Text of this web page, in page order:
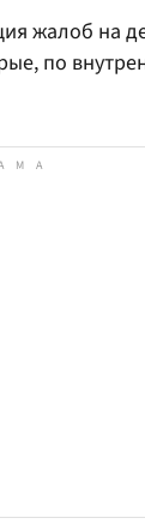
жалоб на
по